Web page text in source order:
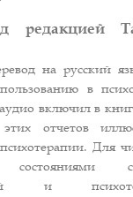
редакцией
на русский
в
включил в
отчетов
Для
и